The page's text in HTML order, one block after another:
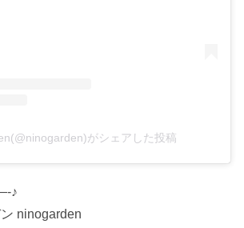
がシェアした投稿
♪
ninogarden